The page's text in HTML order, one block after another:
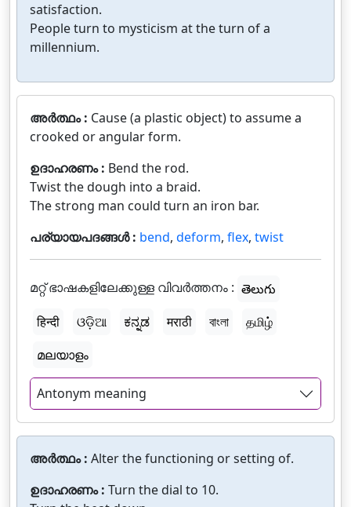
satisfaction.
People turn to mysticism at the turn of a
millennium.
അർത്ഥം : Cause (a plastic object) to assume a
crooked or angular form.
ഉദാഹരണം : Bend the rod.
Twist the dough into a braid.
The strong man could turn an iron bar.
പര്യായപദങ്ങൾ : bend, deform, flex, twist
മറ്റ് ഭാഷകളിലേക്കുള്ള വിവർത്തനം : తెలుగు
हिन्दी
ଓଡ଼ିଆ ಕನ್ನಡ मराठी বাংলা
தமிழ்
മലയാളം
Antonym meaning
അർത്ഥം : Alter the functioning or setting of.
ഉദാഹരണം : Turn the dial to 10.